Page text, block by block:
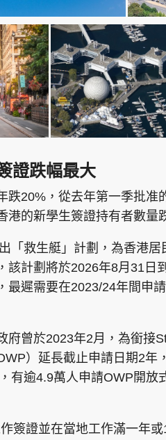
證跌幅最大
跌20%，從去年第一季批准
港的新學生簽證持有者數量
「救生艇」計劃，為香港
該計劃將於2026年8月31日
最遲需要在2023/24年間申
府曾於2023年2月，為銜接
）延長截止申請日期2年
有逾4.9萬人申請OWP開放
簽證並在當地工作滿一年